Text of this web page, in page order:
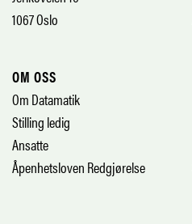
1067 Oslo
OM OSS
Om Datamatik
Stilling ledig
Ansatte
Åpenhetsloven Redgjørelse